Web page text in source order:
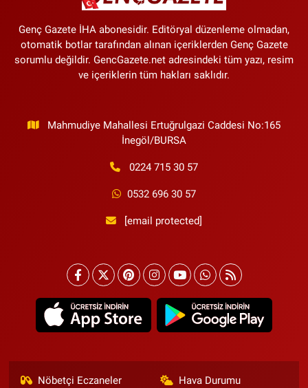
Genç Gazete İHA abonesidir. Editöryal düzenleme olmadan,
otomatik botlar tarafından alınan içeriklerden Genç Gazete
sorumlu değildir. GencGazete.net adresindeki tüm yazı, resim
ve içeriklerin tüm hakları saklıdır.
Mahmudiye Mahallesi Ertuğrulgazi Caddesi No:165
İnegöl/BURSA
0224 715 30 57
0532 696 30 57
[email protected]
Nöbetçi Eczaneler Hava Durumu